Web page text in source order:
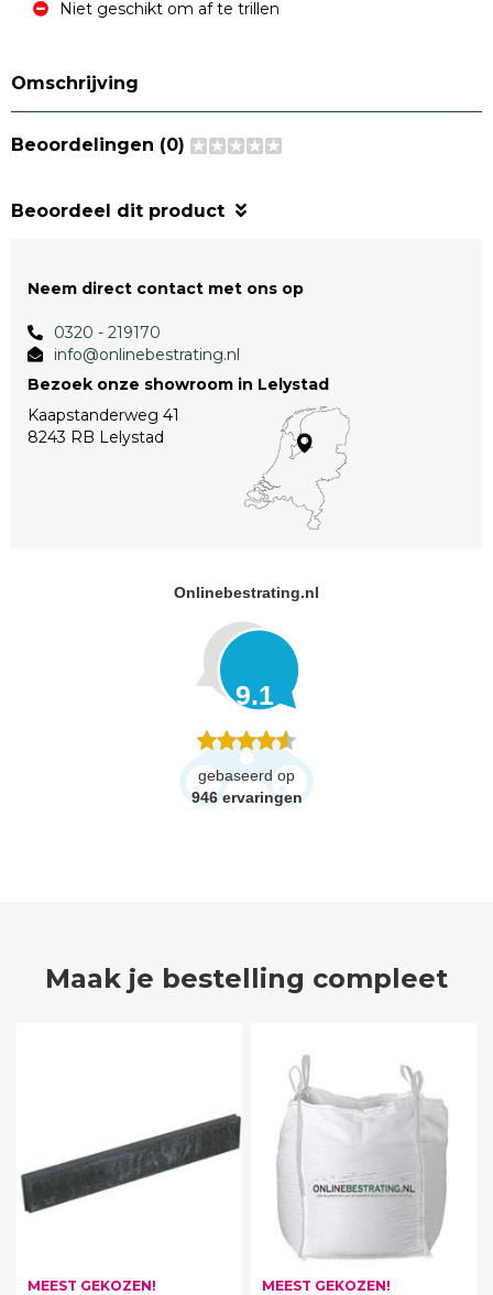
Niet geschikt om af te trillen
Omschrijving
Beoordelingen (0)
Beoordeel dit product
Neem direct contact met ons op
0320 - 219170
info@onlinebestrating.nl
Bezoek onze showroom in Lelystad
Kaapstanderweg 41
8243 RB Lelystad
Onlinebestrating.nl
9.1
gebaseerd op
946 ervaringen
Maak je bestelling compleet
MEEST GEKOZEN! MEEST GEKOZEN!